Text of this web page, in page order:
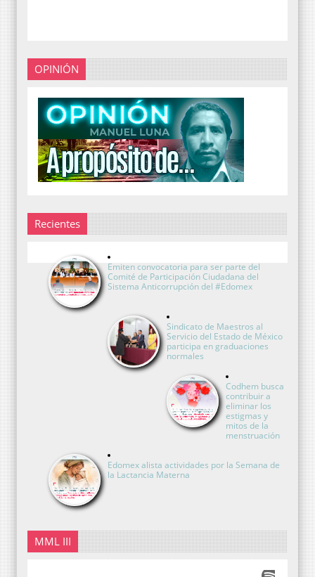
OPINIÓN
Recientes
Emiten convocatoria para ser parte del
Comité de Participación Ciudadana del
Sistema Anticorrupción del #Edomex
Sindicato de Maestros al
Servicio del Estado de México
participa en graduaciones
normales
Codhem busca
contribuir a
eliminar los
estigmas y
mitos de la
menstruación
Edomex alista actividades por la Semana de
la Lactancia Materna
MML III